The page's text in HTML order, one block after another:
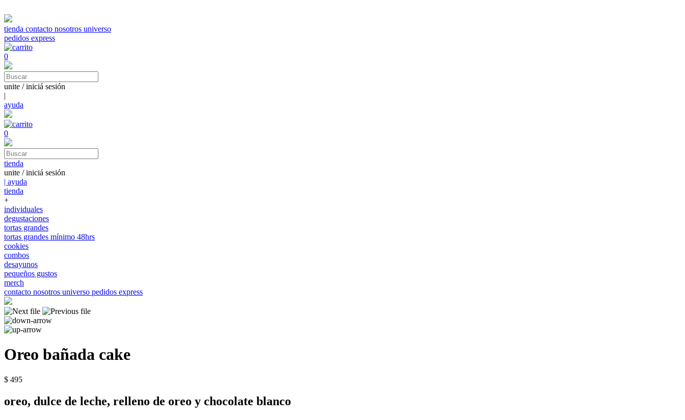
tienda contacto nosotros universo
pedidos express
0
unite / iniciá sesión
|
ayuda
0
tienda
unite / iniciá sesión
| ayuda
tienda
+
individuales
degustaciones
tortas grandes
tortas grandes mínimo 48hrs
cookies
combos
desayunos
pequeños gustos
merch
contacto nosotros universo pedidos express
Oreo bañada cake
$ 495
oreo, dulce de leche, relleno de oreo y chocolate blanco